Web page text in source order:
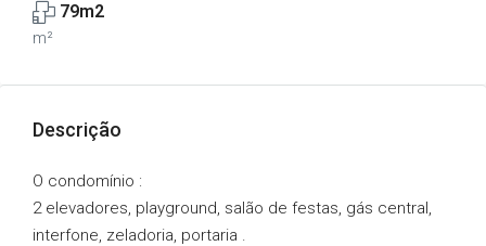
79m2
m²
Descrição
O condomínio :
2 elevadores, playground, salão de festas, gás central,
interfone, zeladoria, portaria .